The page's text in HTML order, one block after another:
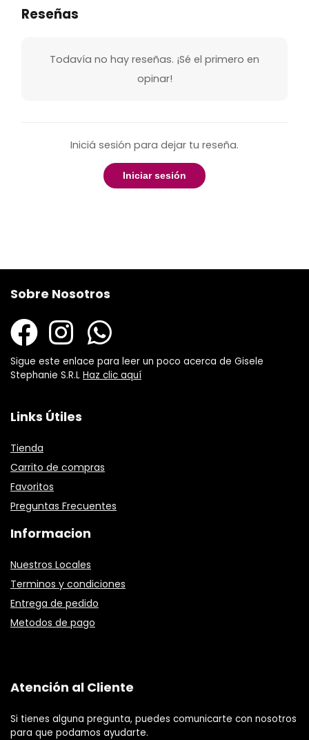
Reseñas
Todavía no hay reseñas. ¡Sé el primero en
opinar!
Iniciá sesión para dejar tu reseña.
Iniciar sesión
Sobre Nosotros
Sigue este enlace para leer un poco acerca de Gisele
Stephanie S.R.L Haz clic aquí
Links Útiles
Tienda
Carrito de compras
Favoritos
Preguntas Frecuentes
Informacion
Nuestros Locales
Terminos y condiciones
Entrega de pedido
Metodos de pago
Atención al Cliente
Si tienes alguna pregunta, puedes comunicarte con nosotros
para que podamos ayudarte.